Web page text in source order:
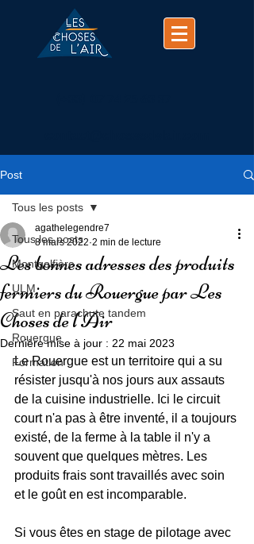
Post
Tous les posts
Montgolfière
ULM
Saut en parachute tandem
Rouergue
Formation
Tous les posts
Les bonnes adresses des produits
fermiers du Rouergue par Les
Choses de l'Air
agathelegendre7
8 mars 2022 2 min de lecture
Dernière mise à jour : 22 mai 2023
Le Rouergue est un territoire qui a su
résister jusqu'à nos jours aux assauts
de la cuisine industrielle. Ici le circuit
court n'a pas à être inventé, il a toujours
existé, de la ferme à la table il n'y a
souvent que quelques mètres. Les
produits frais sont travaillés avec soin
et le goût en est incomparable.
Si vous êtes en stage de pilotage avec